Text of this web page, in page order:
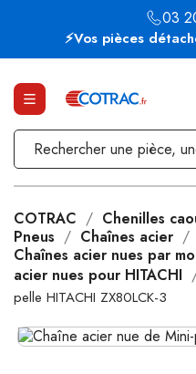
⚡Vos pièces
03
COTRAC
Chenilles
Pneus
Chaînes acier
Chaînes acier nues par
acier nues pour HITACHI
pelle HITACHI ZX80LCK-3